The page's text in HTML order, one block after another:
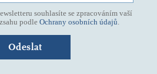
souhlasíte se zpracováním vaší
podle Ochrany osobních údajů.